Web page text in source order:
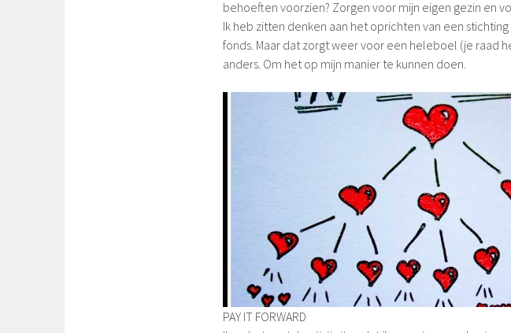
behoeften voorzien? Zorgen voor mijn eigen gezin en
Ik heb zitten denken aan het oprichten van een
fonds. Maar dat zorgt weer voor een heleboel (je raad
anders. Om het op mijn manier te kunnen doen.
PAY IT FORWARD